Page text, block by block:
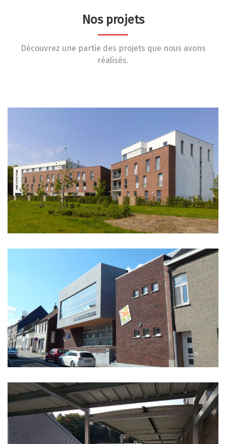
Nos projets
Découvrez une partie des projets que nous avons
réalisés.